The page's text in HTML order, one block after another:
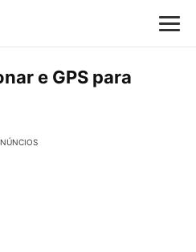
e GPS para